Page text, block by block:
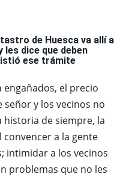
de Huesca va allí a
dice que deben
ese trámite
el precio
y los vecinos no
historia de siempre, la
convencer a la gente
intimidar a los vecinos
problemas que no les